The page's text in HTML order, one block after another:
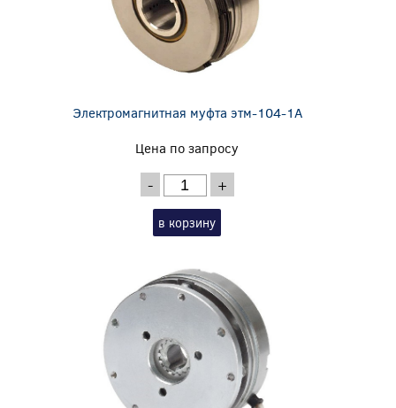
Электромагнитная муфта этм-104-1А
Цена по запросу
- +
в корзину